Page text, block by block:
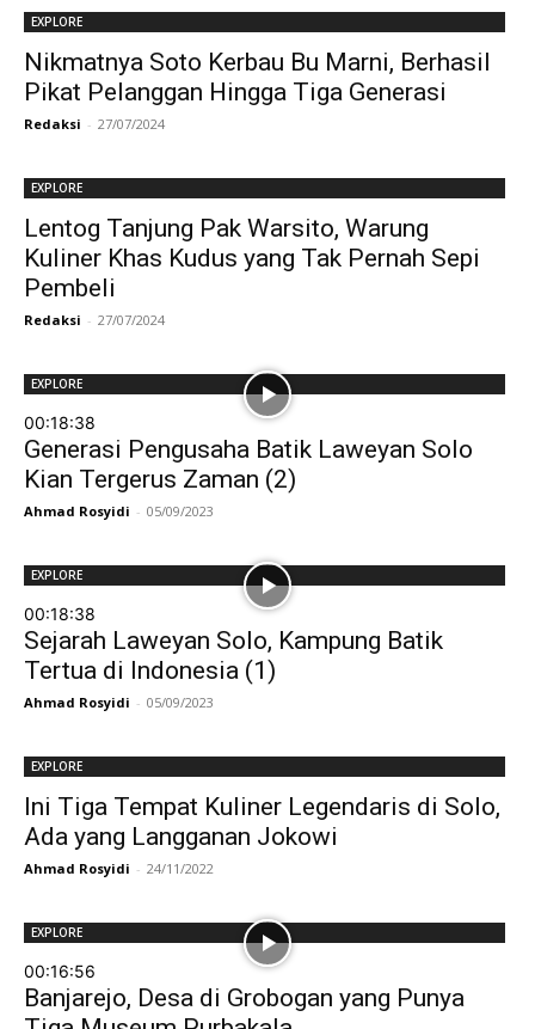
EXPLORE
Nikmatnya Soto Kerbau Bu Marni, Berhasil
Pikat Pelanggan Hingga Tiga Generasi
Redaksi - 27/07/2024
EXPLORE
Lentog Tanjung Pak Warsito, Warung
Kuliner Khas Kudus yang Tak Pernah Sepi
Pembeli
Redaksi - 27/07/2024
EXPLORE
00:18:38
Generasi Pengusaha Batik Laweyan Solo
Kian Tergerus Zaman (2)
Ahmad Rosyidi - 05/09/2023
EXPLORE
00:18:38
Sejarah Laweyan Solo, Kampung Batik
Tertua di Indonesia (1)
Ahmad Rosyidi - 05/09/2023
EXPLORE
Ini Tiga Tempat Kuliner Legendaris di Solo,
Ada yang Langganan Jokowi
Ahmad Rosyidi - 24/11/2022
EXPLORE
00:16:56
Banjarejo, Desa di Grobogan yang Punya